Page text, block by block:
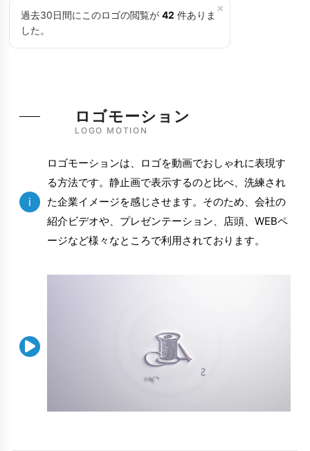
×
過去30日間にこのロゴの閲覧が 42 件ありま
した。
LOGO MOTION
ロゴモーション
i
ロゴモーションは、ロゴを動画でおしゃれに表現す
る方法です。静止画で表示するのと比べ、洗練され
た企業イメージを感じさせます。そのため、会社の
紹介ビデオや、プレゼンテーション、店頭、WEBペ
ージなど様々なところで利用されております。
